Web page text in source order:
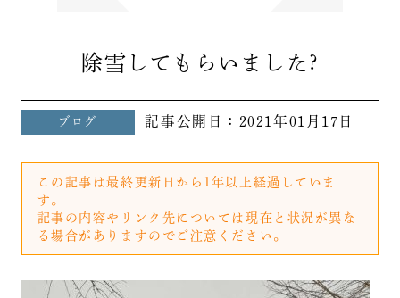
除雪してもらいました?
ブログ 記事公開日： 2021年01月17日
この記事は最終更新日から1年以上経過していま
す。
記事の内容やリンク先については現在と状況が異な
る場合がありますのでご注意ください。